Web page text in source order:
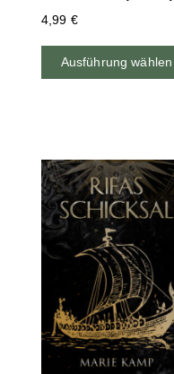
4,99 €
Ausführung wählen